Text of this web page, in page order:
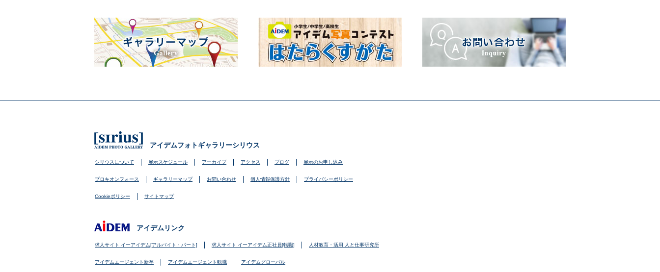
アイデムフォトギャラリーシリウス
シリウスについて 展示スケジュール アーカイブ アクセス ブログ 展示のお申し込み
プロキオンフォース ギャラリーマップ お問い合わせ 個人情報保護方針 プライバシーポリシー
Cookieポリシー サイトマップ
アイデムリンク
求人サイト イーアイデム[アルバイト・パート] 求人サイト イーアイデム正社員[転職] 人材教育・活用 人と仕事研究所
アイデムエージェント新卒 アイデムエージェント転職 アイデムグローバル